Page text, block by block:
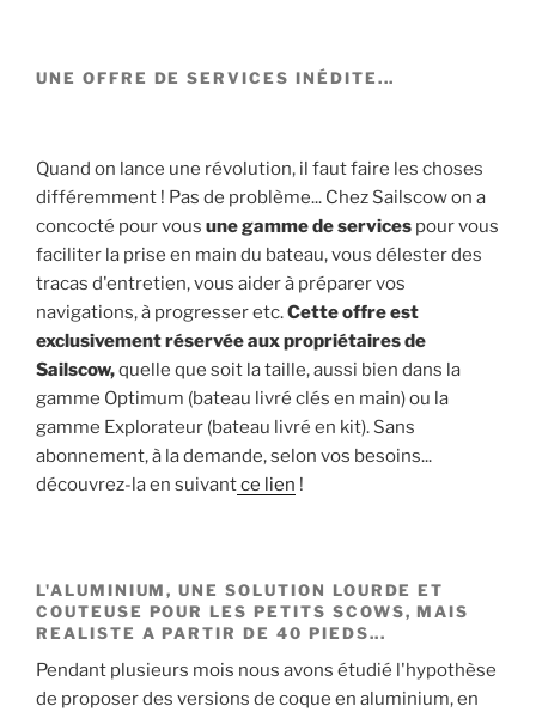
UNE OFFRE DE SERVICES INÉDITE...
Quand on lance une révolution, il faut faire les choses
différemment ! Pas de problème... Chez Sailscow on a
concocté pour vous une gamme de services pour vous
faciliter la prise en main du bateau, vous délester des
tracas d'entretien, vous aider à préparer vos
navigations, à progresser etc.Cette offre est
exclusivement réservée aux propriétaires de
Sailscow,quelle que soit la taille, aussi bien dans la
gamme Optimum (bateau livré clés en main) ou la
gamme Explorateur (bateau livré en kit). Sans
abonnement, à la demande, selon vos besoins...
découvrez-la en suivantce lien !
L'ALUMINIUM, UNE SOLUTION LOURDE ET
COUTEUSE POUR LES PETITS SCOWS, MAIS
REALISTE A PARTIR DE 40 PIEDS...
Pendant plusieurs mois nous avons étudié l'hypothèse
de proposer des versions de coque en aluminium, en